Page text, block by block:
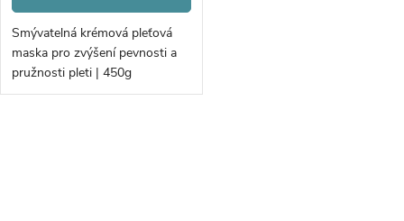
Smývatelná krémová pleťová
maska pro zvýšení pevnosti a
pružnosti pleti | 450g